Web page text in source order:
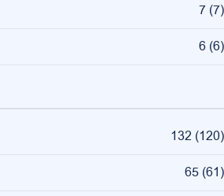
7 (7)
6 (6)
132 (120)
65 (61)